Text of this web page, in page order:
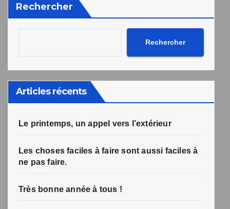
Rechercher
Rechercher
Articles récents
Le printemps, un appel vers l’extérieur
Les choses faciles à faire sont aussi faciles à
ne pas faire.
Très bonne année à tous !
Une erreur est survenue lors de la soumission du
Votre inscription a bien été prise en compte, et le livre
d'ici quelques secondes à l'adresse e-mail que vous